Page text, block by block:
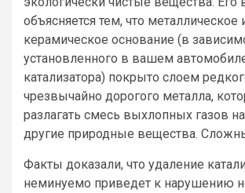
объясняется тем, что металлическое
керамическое основание (в
установленного в вашем
катализатора) покрыто слоем
чрезвычайно дорогого металла,
разлагать смесь выхлопных газов на
другие природные вещества.
Факты доказали, что удаление
неминуемо приведет к нарушению